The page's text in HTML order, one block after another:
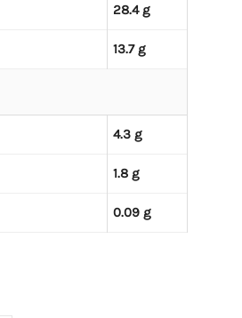
28.4 g
13.7 g
4.3 g
1.8 g
0.09 g